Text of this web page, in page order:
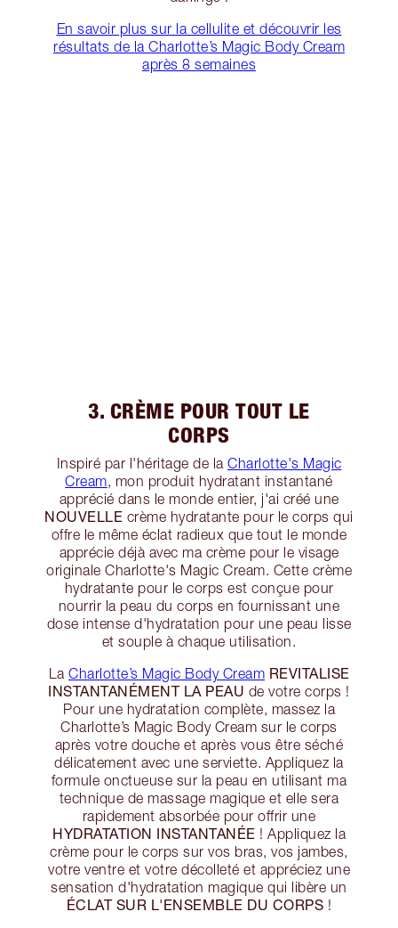
En savoir plus sur la cellulite et découvrir les
résultats de la Charlotte’s Magic Body Cream
après 8 semaines
3. CRÈME POUR TOUT LE
CORPS
Inspiré par l'héritage de la Charlotte's Magic
Cream, mon produit hydratant instantané
apprécié dans le monde entier, j'ai créé une
NOUVELLE crème hydratante pour le corps qui
offre le même éclat radieux que tout le monde
apprécie déjà avec ma crème pour le visage
originale Charlotte's Magic Cream. Cette crème
hydratante pour le corps est conçue pour
nourrir la peau du corps en fournissant une
dose intense d'hydratation pour une peau lisse
et souple à chaque utilisation.
La Charlotte’s Magic Body Cream REVITALISE
INSTANTANÉMENT LA PEAU de votre corps !
Pour une hydratation complète, massez la
Charlotte’s Magic Body Cream sur le corps
après votre douche et après vous être séché
délicatement avec une serviette. Appliquez la
formule onctueuse sur la peau en utilisant ma
technique de massage magique et elle sera
rapidement absorbée pour offrir une
HYDRATATION INSTANTANÉE ! Appliquez la
crème pour le corps sur vos bras, vos jambes,
votre ventre et votre décolleté et appréciez une
sensation d'hydratation magique qui libère un
ÉCLAT SUR L'ENSEMBLE DU CORPS !